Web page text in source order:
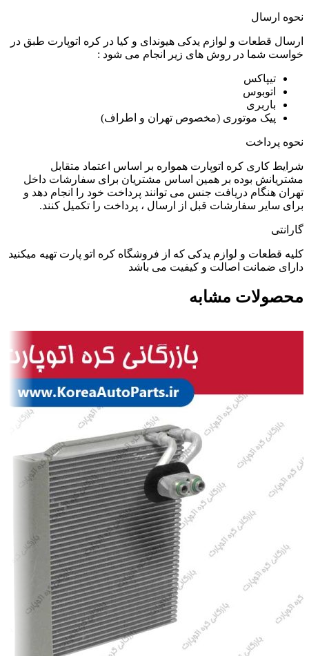
نحوه ارسال
ارسال قطعات و لوازم یدکی هیوندای و کیا در کره اتوپارت طبق در
خواست شما در روش های زیر انجام می شود :
تیپاکس
اتوبوس
باربری
پیک موتوری (مخصوص تهران و اطراف)
نحوه پرداخت
شرایط کاری کره اتوپارت همواره بر اساس اعتماد متقابل
مشتریانش بوده بر همین اساس مشتریان برای سفارشات داخل
تهران هنگام دریافت جنس می توانند پرداخت خود را انجام دهد و
برای سایر سفارشات قبل از ارسال ، پرداخت را تکمیل کنند.
گارانتی
کلیه قطعات و لوازم یدکی که از فروشگاه کره اتو پارت تهیه میکنید
دارای ضمانت اصالت و کیفیت می باشد
محصولات مشابه